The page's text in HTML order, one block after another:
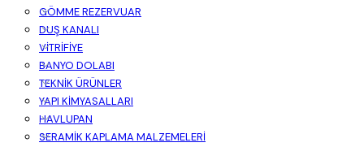
GÖMME REZERVUAR
DUŞ KANALI
VİTRİFİYE
BANYO DOLABI
TEKNİK ÜRÜNLER
YAPI KİMYASALLARI
HAVLUPAN
SERAMİK KAPLAMA MALZEMELERİ